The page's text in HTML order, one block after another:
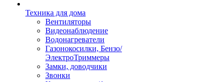
Техника для дома
Вентиляторы
Видеонаблюдение
Водонагреватели
Газонокосилки, Бензо/
ЭлектроТриммеры
Замки, доводчики
Звонки